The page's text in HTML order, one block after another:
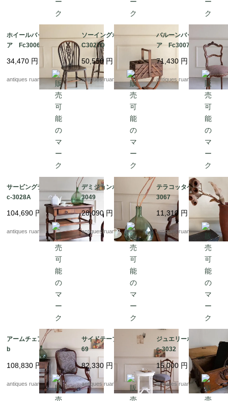
ホイールバックチェ
ア Fc3006B
34,470 円
antiques ruan
ソーイングボックス F
C3027D
50,550 円
antiques ruan
バルーンバックチェ
ア Fc3007A
71,430 円
antiques ruan
サービングテーブル F
c-3028A
104,690 円
antiques ruan
デミジョンボトル Fc-
3049
28,090 円
antiques ruan
テラコッタベース Fc-
3067
11,310 円
antiques ruan
アームチェア Fc1005
b
108,830 円
antiques ruan
サイドテーブル Fc30
69
82,330 円
antiques ruan
ジュエリーボックス F
c-3032
15,000 円
antiques ruan